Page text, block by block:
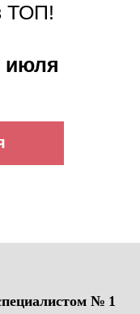
ТОП!
июля
№ 1